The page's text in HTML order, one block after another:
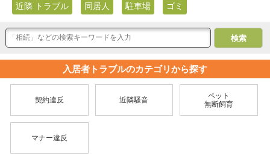
近隣 トラブル
同居人 駐車場 ゴミ
入居者トラブルのカテゴリから探す
契約違反 近隣騒音
ペット
無断飼育
マナー違反